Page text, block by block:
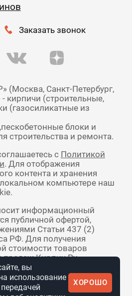
Заказать звонок
Санкт-Петербург,
- кирпичи (строительные,
(газосиликатные из
блоки и
строительства и ремонта.
с Политикой
. Для отображения
контента и хранения
компьютере наш
информационный
публичной офертой,
Статьи 437 (2)
РФ. Для получения
стоимости товаров
продаж Кирпич Ру.
вы
использование
ХОРОШО